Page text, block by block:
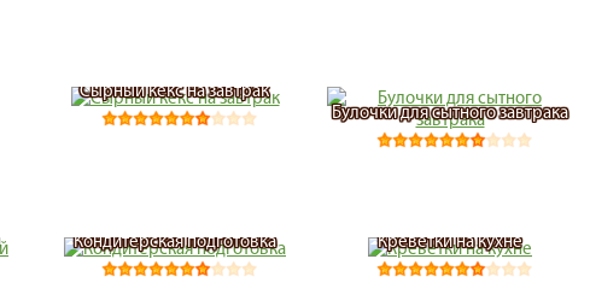
Сырный кекс на завтрак
Булочки для сытного завтрака
Кондитерская подготовка Креветки на кухне